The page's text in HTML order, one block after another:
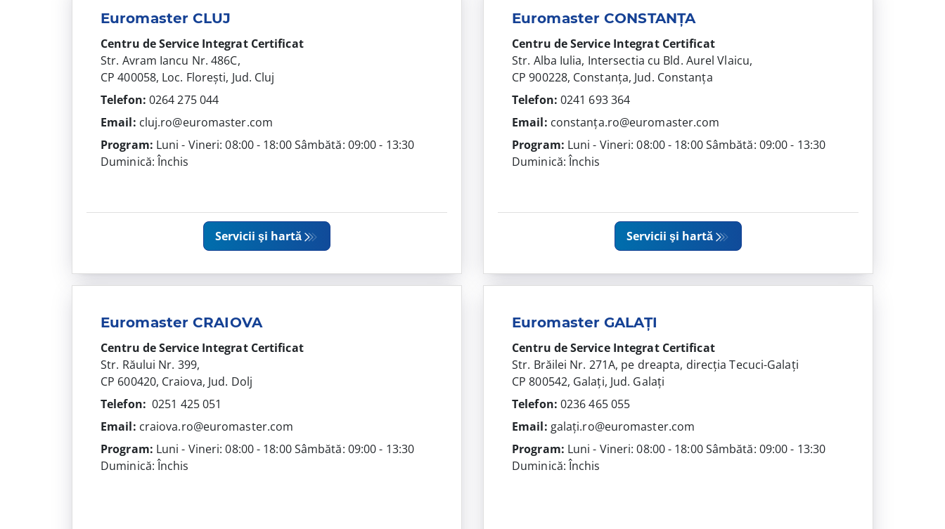
Euromaster CLUJ
Centru de Service Integrat Certificat
Str. Avram Iancu Nr. 486C,
CP 400058, Loc. Florești, Jud. Cluj
Telefon: 0264 275 044
Email: cluj.ro@euromaster.com
Program: Luni - Vineri: 08:00 - 18:00 Sâmbătă: 09:00 - 13:30
Duminică: Închis
Servicii şi hartă
Euromaster CONSTANȚA
Centru de Service Integrat Certificat
Str. Alba Iulia, Intersectia cu Bld. Aurel Vlaicu,
CP 900228, Constanța, Jud. Constanța
Telefon: 0241 693 364
Email: constanța.ro@euromaster.com
Program: Luni - Vineri: 08:00 - 18:00 Sâmbătă: 09:00 - 13:30
Duminică: Închis
Servicii şi hartă
Euromaster CRAIOVA
Centru de Service Integrat Certificat
Str. Răului Nr. 399,
CP 600420, Craiova, Jud. Dolj
Telefon: 0251 425 051
Email: craiova.ro@euromaster.com
Program: Luni - Vineri: 08:00 - 18:00 Sâmbătă: 09:00 - 13:30
Duminică: Închis
Euromaster GALAȚI
Centru de Service Integrat Certificat
Str. Brăilei Nr. 271A, pe dreapta, direcția Tecuci-Galați
CP 800542, Galați, Jud. Galați
Telefon: 0236 465 055
Email: galați.ro@euromaster.com
Program: Luni - Vineri: 08:00 - 18:00 Sâmbătă: 09:00 - 13:30
Duminică: Închis